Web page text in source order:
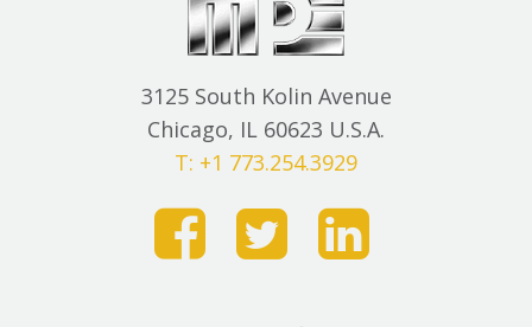
3125 South Kolin Avenue
Chicago, IL 60623 U.S.A.
T: +1 773.254.3929